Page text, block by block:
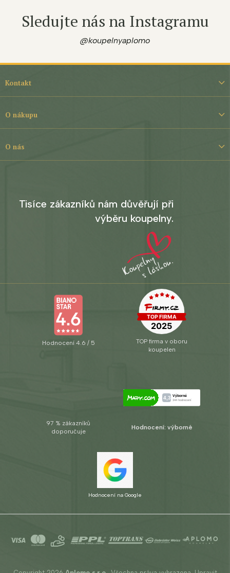
Sledujte nás na Instagramu
@koupelnyaplomo
Z
í
Kontakt
O nákupu
O nás
Tisíce zákazníků nám důvěřují při
výběru koupelny.
Hodnocení 4.6 / 5
TOP firma v oboru
koupelen
97 % zákazníků
doporučuje
Hodnocení: výborné
Hodnocení na Google